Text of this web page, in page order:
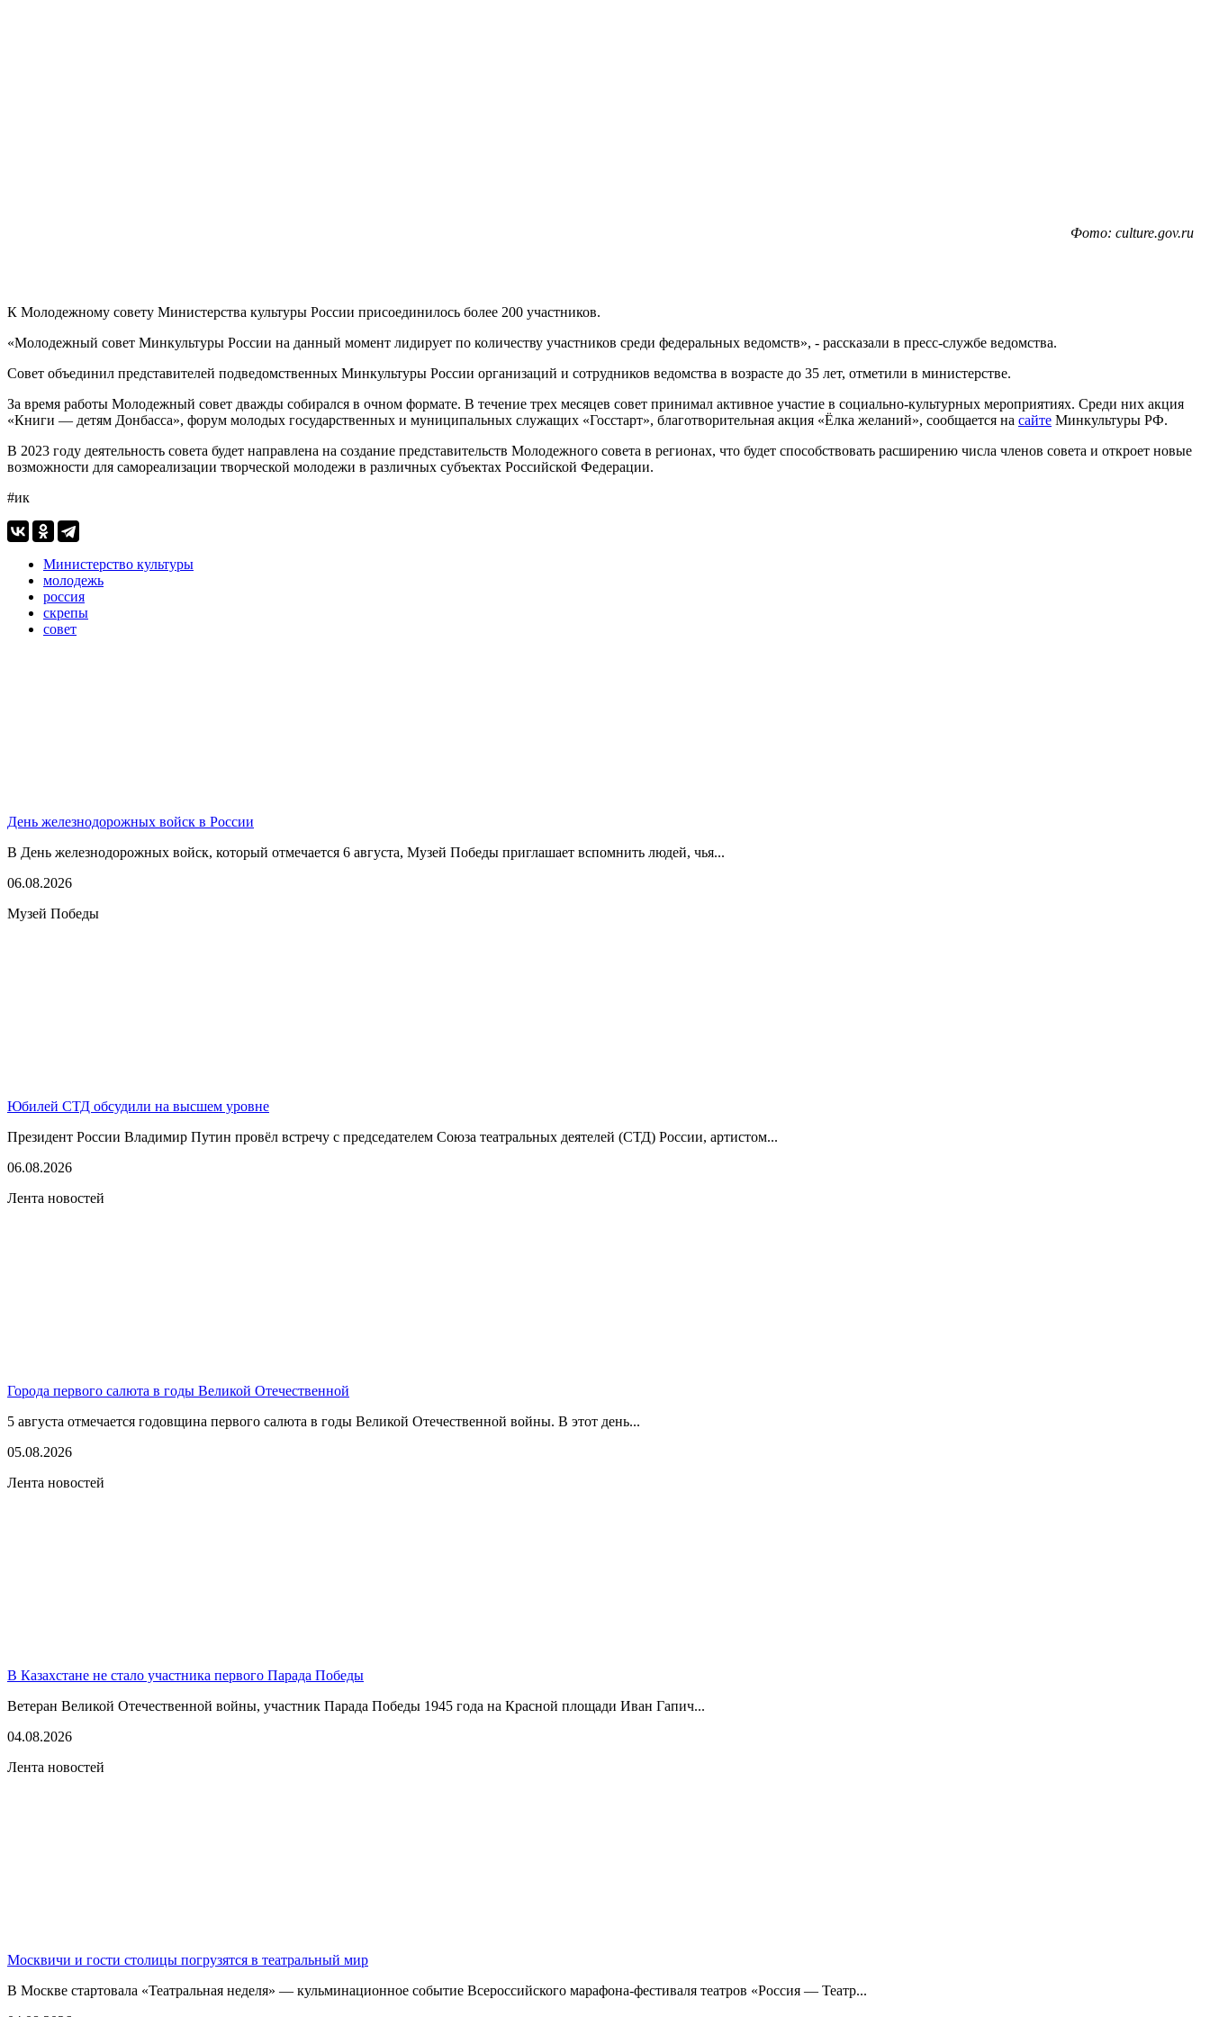
Фото: culture.gov.ru
К Молодежному совету Министерства культуры России присоединилось более 200 участников.
«Молодежный совет Минкультуры России на данный момент лидирует по количеству участников среди федеральных ведомств», - рассказали в пресс-службе ведомства.
Совет объединил представителей подведомственных Минкультуры России организаций и сотрудников ведомства в возрасте до 35 лет, отметили в министерстве.
За время работы Молодежный совет дважды собирался в очном формате. В течение трех месяцев совет принимал активное участие в социально-культурных мероприятиях. Среди них акция
«Книги — детям Донбасса», форум молодых государственных и муниципальных служащих «Госстарт», благотворительная акция «Ёлка желаний», сообщается на сайте Минкультуры РФ.
В 2023 году деятельность совета будет направлена на создание представительств Молодежного совета в регионах, что будет способствовать расширению числа членов совета и откроет новые
возможности для самореализации творческой молодежи в различных субъектах Российской Федерации.
#ик
Министерство культуры
молодежь
россия
скрепы
совет
День железнодорожных войск в России
В День железнодорожных войск, который отмечается 6 августа, Музей Победы приглашает вспомнить людей, чья...
06.08.2026
Музей Победы
Юбилей СТД обсудили на высшем уровне
Президент России Владимир Путин провёл встречу с председателем Союза театральных деятелей (СТД) России, артистом...
06.08.2026
Лента новостей
Города первого салюта в годы Великой Отечественной
5 августа отмечается годовщина первого салюта в годы Великой Отечественной войны. В этот день...
05.08.2026
Лента новостей
В Казахстане не стало участника первого Парада Победы
Ветеран Великой Отечественной войны, участник Парада Победы 1945 года на Красной площади Иван Гапич...
04.08.2026
Лента новостей
Москвичи и гости столицы погрузятся в театральный мир
В Москве стартовала «Театральная неделя» — кульминационное событие Всероссийского марафона-фестиваля театров «Россия — Театр...